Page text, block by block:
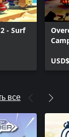
- Surf
все